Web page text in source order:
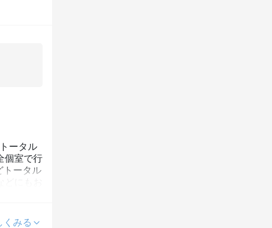
ータル
個室で行
トータル
にもお
くみる